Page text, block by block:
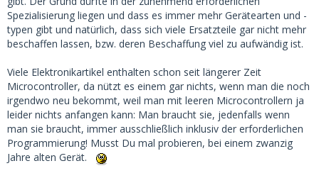
Spezialisierung liegen und dass es immer mehr Gerätearten und -
typen gibt und natürlich, dass sich viele Ersatzteile gar nicht mehr
beschaffen lassen, bzw. deren Beschaffung viel zu aufwändig ist.
Viele Elektronikartikel enthalten schon seit längerer Zeit
Microcontroller, da nützt es einem gar nichts, wenn man die noch
irgendwo neu bekommt, weil man mit leeren Microcontrollern ja
leider nichts anfangen kann: Man braucht sie, jedenfalls wenn
man sie braucht, immer ausschließlich inklusiv der erforderlichen
Programmierung! Musst Du mal probieren, bei einem zwanzig
Jahre alten Gerät.